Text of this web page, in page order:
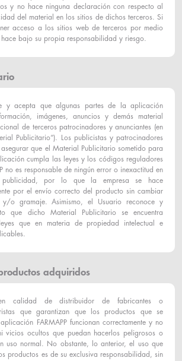
y no hace ninguna declaración con respecto al
del material en los sitios de dichos terceros. Si
acceso a los sitios web de terceros por medio
bajo su propia responsabilidad y riesgo.
y acepta que algunas partes de la aplicación
imágenes, anuncios y demás material
de terceros patrocinadores y anunciantes (en
Publicitario”). Los publicistas y patrocinadores
asegurar que el Material Publicitario sometido para
cumpla las leyes y los códigos reguladores
no es responsable de ningún error o inexactitud en
publicidad, por lo que la empresa se hace
por el envío correcto del producto sin cambiar
y/o gramaje. Asimismo, el Usuario reconoce y
que dicho Material Publicitario se encuentra
que en materia de propiedad intelectual e
adquiridos
en calidad de distribuidor de fabricantes o
que garantizan que los productos que se
FARMAPP funcionan correctamente y no
vicios ocultos que puedan hacerlos peligrosos o
uso normal. No obstante, lo anterior, el uso que
productos es de su exclusiva responsabilidad, sin